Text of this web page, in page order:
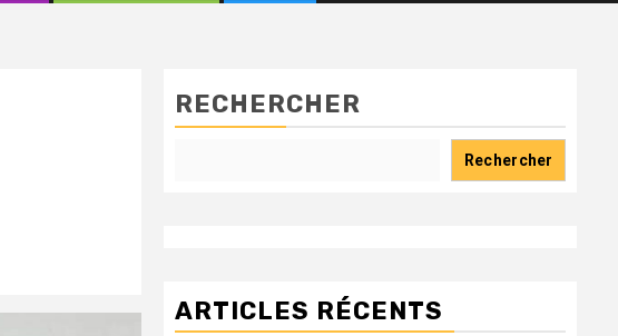
RECHERCHER
Rechercher
ARTICLES RÉCENTS